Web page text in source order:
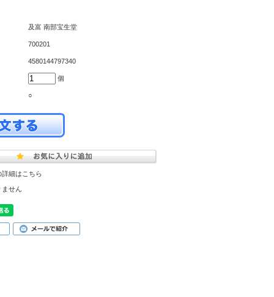
及富 南部宝生堂
700201
4580144797340
個
○
細はこちら
ません